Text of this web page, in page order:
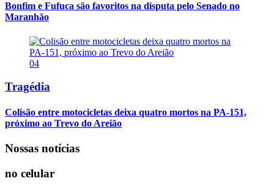
Bonfim e Fufuca são favoritos na disputa pelo Senado no
Maranhão
04
Tragédia
Colisão entre motocicletas deixa quatro mortos na PA-151,
próximo ao Trevo do Areião
Nossas notícias
no celular